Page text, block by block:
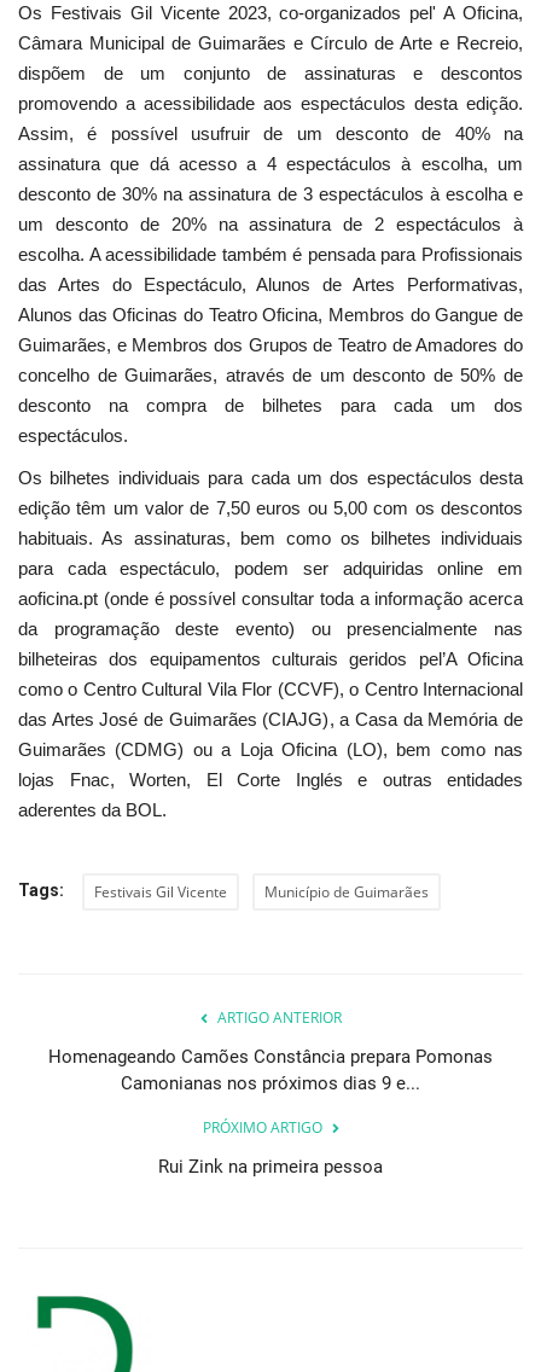
Os Festivais Gil Vicente 2023, co-organizados pel' A Oficina,
Câmara Municipal de Guimarães e Círculo de Arte e Recreio,
dispõem de um conjunto de assinaturas e descontos
promovendo a acessibilidade aos espectáculos desta edição.
Assim, é possível usufruir de um desconto de 40% na
assinatura que dá acesso a 4 espectáculos à escolha, um
desconto de 30% na assinatura de 3 espectáculos à escolha e
um desconto de 20% na assinatura de 2 espectáculos à
escolha. A acessibilidade também é pensada para Profissionais
das Artes do Espectáculo, Alunos de Artes Performativas,
Alunos das Oficinas do Teatro Oficina, Membros do Gangue de
Guimarães, e Membros dos Grupos de Teatro de Amadores do
concelho de Guimarães, através de um desconto de 50% de
desconto na compra de bilhetes para cada um dos
espectáculos.
Os bilhetes individuais para cada um dos espectáculos desta
edição têm um valor de 7,50 euros ou 5,00 com os descontos
habituais. As assinaturas, bem como os bilhetes individuais
para cada espectáculo, podem ser adquiridas online em
aoficina.pt (onde é possível consultar toda a informação acerca
da programação deste evento) ou presencialmente nas
bilheteiras dos equipamentos culturais geridos pel’A Oficina
como o Centro Cultural Vila Flor (CCVF), o Centro Internacional
das Artes José de Guimarães (CIAJG), a Casa da Memória de
Guimarães (CDMG) ou a Loja Oficina (LO), bem como nas
lojas Fnac, Worten, El Corte Inglés e outras entidades
aderentes da BOL.
Tags: Festivais Gil Vicente Município de Guimarães
ARTIGO ANTERIOR
Homenageando Camões Constância prepara Pomonas
Camonianas nos próximos dias 9 e...
PRÓXIMO ARTIGO
Rui Zink na primeira pessoa